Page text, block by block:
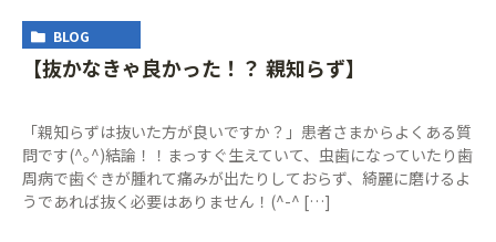
BLOG
【抜かなきゃ良かった！？ 親知らず】
「親知らずは抜いた方が良いですか？」患者さまからよくある質
問です(^｡^)結論！！まっすぐ生えていて、虫歯になっていたり歯
周病で歯ぐきが腫れて痛みが出たりしておらず、綺麗に磨けるよ
うであれば抜く必要はありません！(^-^ […]